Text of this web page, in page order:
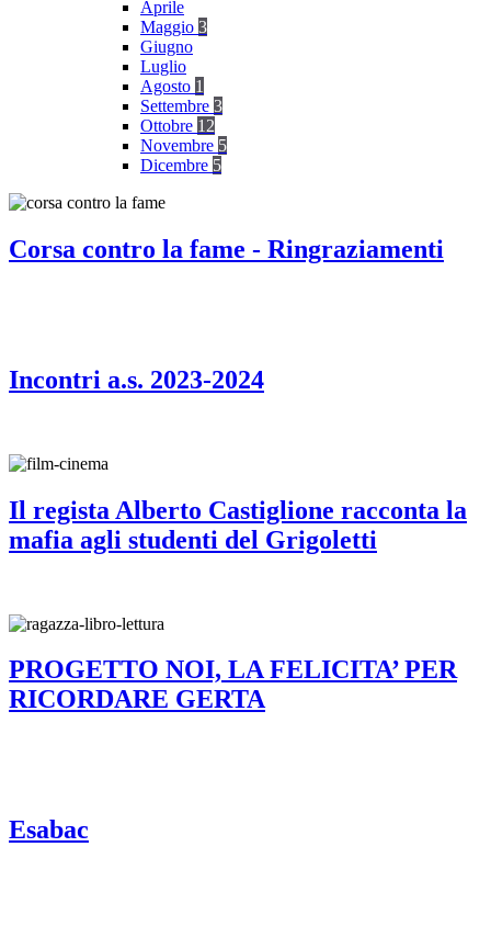
Aprile
Maggio 3
Giugno
Luglio
Agosto 1
Settembre 3
Ottobre 12
Novembre 5
Dicembre 5
Corsa contro la fame - Ringraziamenti
Incontri a.s. 2023-2024
Il regista Alberto Castiglione racconta la
mafia agli studenti del Grigoletti
PROGETTO NOI, LA FELICITA’ PER
RICORDARE GERTA
Esabac